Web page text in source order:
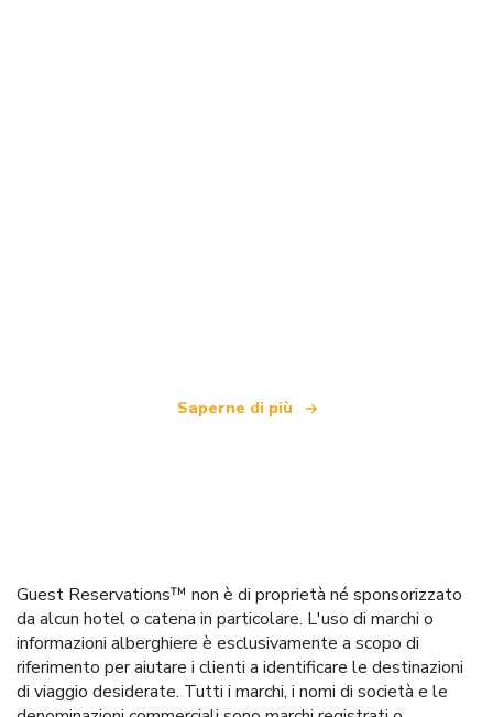
Saperne di più
Guest Reservations™ non è di proprietà né sponsorizzato
da alcun hotel o catena in particolare. L'uso di marchi o
informazioni alberghiere è esclusivamente a scopo di
riferimento per aiutare i clienti a identificare le destinazioni
di viaggio desiderate. Tutti i marchi, i nomi di società e le